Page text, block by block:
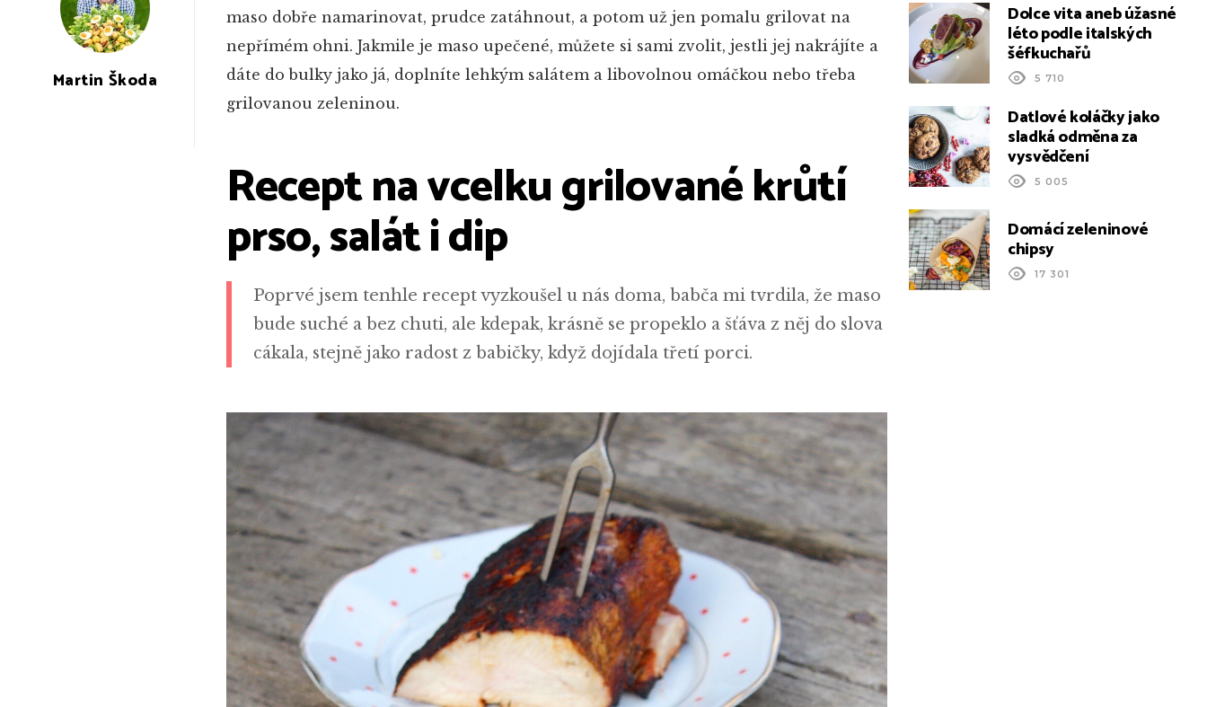
Martin Škoda
maso dobře namarinovat, prudce zatáhnout, a potom už jen pomalu grilovat na
nepřímém ohni. Jakmile je maso upečené, můžete si sami zvolit, jestli jej nakrájíte a
dáte do bulky jako já, doplníte lehkým salátem a libovolnou omáčkou nebo třeba
grilovanou zeleninou.
Recept na vcelku grilované krůtí
prso, salát i dip
Poprvé jsem tenhle recept vyzkoušel u nás doma, babča mi tvrdila, že maso
bude suché a bez chuti, ale kdepak, krásně se propeklo a šťáva z něj do slova
cákala, stejně jako radost z babičky, když dojídala třetí porci.
Dolce vita aneb úžasné
léto podle italských
šéfkuchařů
5 710
Datlové koláčky jako
sladká odměna za
vysvědčení
5 005
Domácí zeleninové
chipsy
17 301